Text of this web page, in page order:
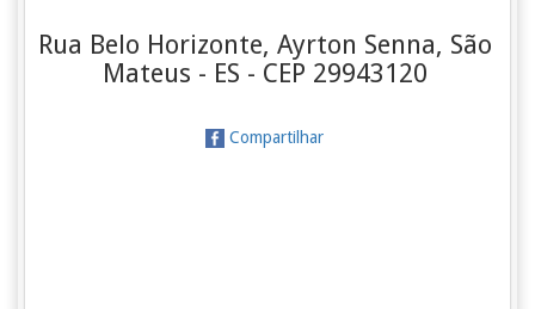
Rua Belo Horizonte, Ayrton Senna, São
Mateus - ES - CEP 29943120
Compartilhar